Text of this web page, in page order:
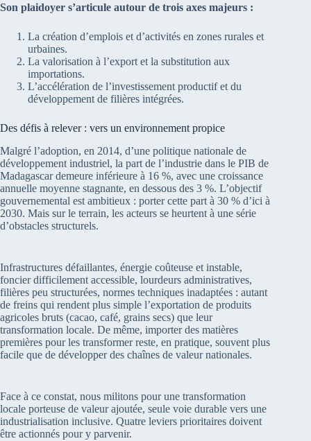
Son plaidoyer s’articule autour de trois axes majeurs :
La création d’emplois et d’activités en zones rurales et
urbaines.
La valorisation à l’export et la substitution aux
importations.
L’accélération de l’investissement productif et du
développement de filières intégrées.
Des défis à relever : vers un environnement propice
Malgré l’adoption, en 2014, d’une politique nationale de
développement industriel, la part de l’industrie dans le PIB de
Madagascar demeure inférieure à 16 %, avec une croissance
annuelle moyenne stagnante, en dessous des 3 %. L’objectif
gouvernemental est ambitieux : porter cette part à 30 % d’ici à
2030. Mais sur le terrain, les acteurs se heurtent à une série
d’obstacles structurels.
Infrastructures défaillantes, énergie coûteuse et instable,
foncier difficilement accessible, lourdeurs administratives,
filières peu structurées, normes techniques inadaptées : autant
de freins qui rendent plus simple l’exportation de produits
agricoles bruts (cacao, café, grains secs) que leur
transformation locale. De même, importer des matières
premières pour les transformer reste, en pratique, souvent plus
facile que de développer des chaînes de valeur nationales.
Face à ce constat, nous militons pour une transformation
locale porteuse de valeur ajoutée, seule voie durable vers une
industrialisation inclusive. Quatre leviers prioritaires doivent
être actionnés pour y parvenir.